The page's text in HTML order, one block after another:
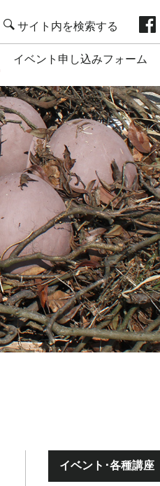
イベント申し込みフォーム
イベント･各種講座